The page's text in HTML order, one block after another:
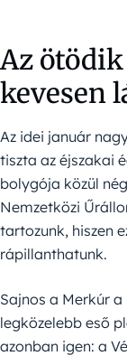
Az
kevesen
Az idei január
tiszta az éjszakai
bolygója közül
Nemzetközi
tartozunk, hiszen
rápillanthatunk.
Sajnos a Merkúr
legközelebb eső
azonban igen: a